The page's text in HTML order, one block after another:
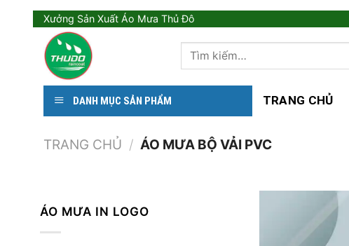
Skip
to
content
Xưởng Sản Xuất Áo Mưa Thủ Đô
Tìm
DANH MỤC SẢN PHẨM TRANG CHỦ
TRANG CHỦ / ÁO MƯA BỘ VẢI PVC
ÁO MƯA IN LOGO